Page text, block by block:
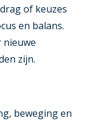
of keuzes
en balans.
nieuwe
zijn.
beweging en